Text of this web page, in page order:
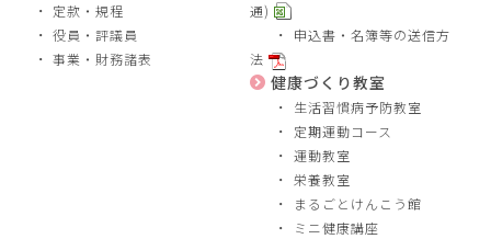
定款・規程
役員・評議員
事業・財務諸表
通)
申込書・名簿等の送信方
法
健康づくり教室
生活習慣病予防教室
定期運動コース
運動教室
栄養教室
まるごとけんこう館
ミニ健康講座